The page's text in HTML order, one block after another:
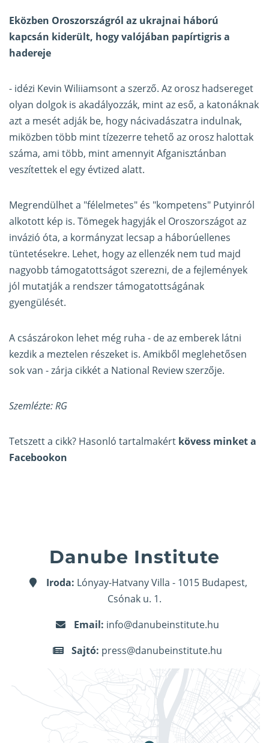
Eközben Oroszországról az ukrajnai háború
kapcsán kiderült, hogy valójában papírtigris a
hadereje
- idézi Kevin Wiliiamsont a szerző. Az orosz hadsereget
olyan dolgok is akadályozzák, mint az eső, a katonáknak
azt a mesét adják be, hogy nácivadászatra indulnak,
miközben több mint tízezerre tehető az orosz halottak
száma, ami több, mint amennyit Afganisztánban
veszítettek el egy évtized alatt.
Megrendülhet a "félelmetes" és "kompetens" Putyinról
alkotott kép is. Tömegek hagyják el Oroszországot az
invázió óta, a kormányzat lecsap a háborúellenes
tüntetésekre. Lehet, hogy az ellenzék nem tud majd
nagyobb támogatottságot szerezni, de a fejlemények
jól mutatják a rendszer támogatottságának
gyengülését.
A császárokon lehet még ruha - de az emberek látni
kezdik a meztelen részeket is. Amikből meglehetősen
sok van - zárja cikkét a National Review szerzője.
Szemlézte: RG
Tetszett a cikk? Hasonló tartalmakért kövess minket a
Facebookon
Danube Institute
Iroda: Lónyay-Hatvany Villa - 1015 Budapest,
Csónak u. 1.
Email: info@danubeinstitute.hu
Sajtó: press@danubeinstitute.hu